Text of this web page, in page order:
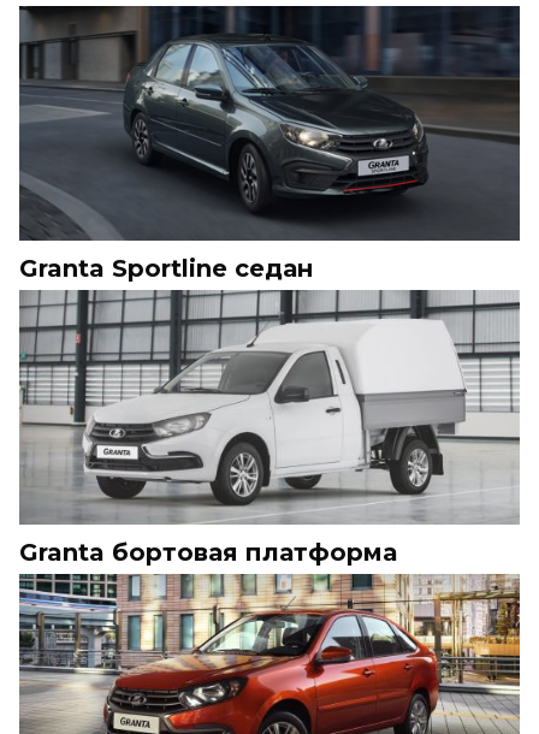
Granta Sportline седан
Granta бортовая платформа